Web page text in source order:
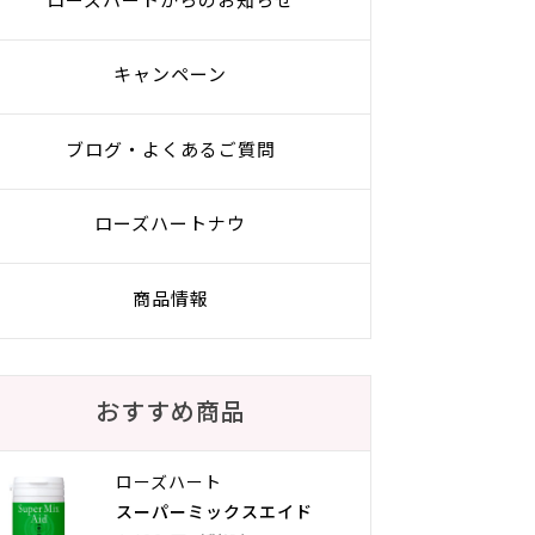
キャンペーン
ブログ・よくあるご質問
ローズハートナウ
商品情報
おすすめ商品
ローズハート
スーパーミックスエイド